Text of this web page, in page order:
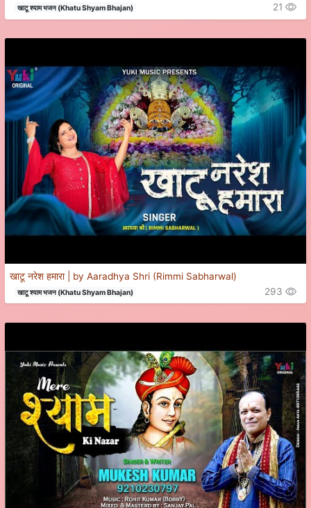
खाटू श्याम भजन (Khatu Shyam Bhajan) 21
खाटू नरेश हमारा | by Aaradhya Shri (Rimmi Sabharwal)
खाटू श्याम भजन (Khatu Shyam Bhajan) 293